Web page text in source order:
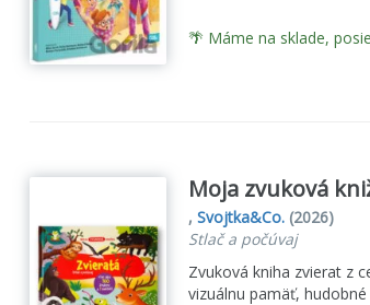
🌴 Máme na sklade,
Moja zvuková
, Svojtka&Co.(2026)
Stlač a počúvaj
Zvuková kniha zvierat z
vizuálnu pamäť,